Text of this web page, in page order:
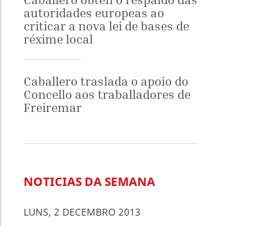
autoridades europeas ao
criticar a nova lei de bases de
réxime local
Caballero traslada o apoio do
Concello aos traballadores de
Freiremar
NOTICIAS DA SEMANA
LUNS, 2 DECEMBRO 2013